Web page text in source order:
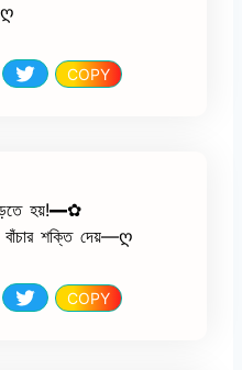
COPY
হয়!━✿
শক্তি দেয়—ღ
COPY